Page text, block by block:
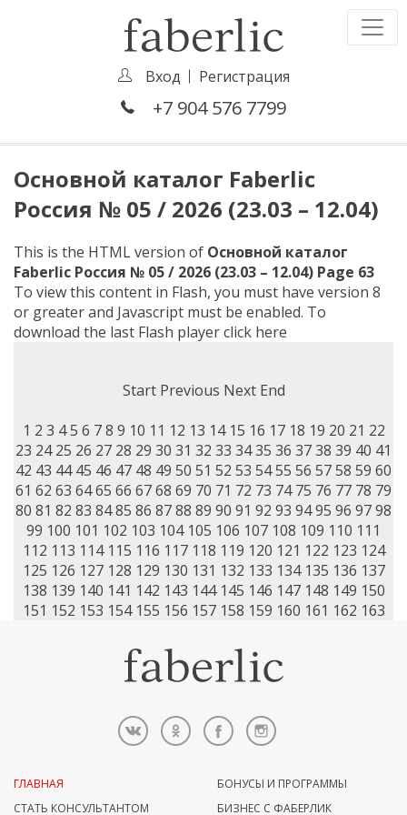
Вход Регистрация
+7 904 576 7799
Основной каталог Faberlic
Россия № 05 / 2026 (23.03 – 12.04)
This is the HTML version of Основной каталог
Faberlic Россия № 05 / 2026 (23.03 – 12.04) Page 63
To view this content in Flash, you must have version 8
or greater and Javascript must be enabled. To
download the last Flash playerclick here
Start Previous Next End
1 2 3 4 5 6 7 8 9 10 11 12 13 14 15 16 17 18 19 20 21 22
23 24 25 26 27 28 29 30 31 32 33 3435 36 3738 39 40 41
42 43 44 45 46 47 48 49 50 51 52 53 5455 56 5758 59 60
61 62 63 6465 66 6768 69 70 71 72 73 74 75 76 77 78 79
80 81 82 83 8485 86 8788 89 90 91 92 93 9495 96 9798
99 100 101 102 103 104 105 106 107 108 109 110 111
112 113 114 115 116 117 118 119 120 121 122 123 124
125 126 127 128 129 130 131 132 133 134 135 136 137
138 139 140 141 142 143 144 145 146 147 148 149 150
151 152 153 154 155 156 157 158 159 160 161 162 163
ГЛАВНАЯ
СТАТЬ КОНСУЛЬТАНТОМ
БОНУСЫ И ПРОГРАММЫ
БИЗНЕС С ФАБЕРЛИК